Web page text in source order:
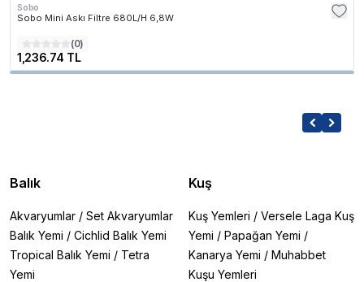
Sobo
Sobo Mini Askı Filtre 680L/H 6,8W
(0)
1,236.74 TL
Balık
Akvaryumlar / Set Akvaryumlar
Balık Yemi / Cichlid Balık Yemi
Tropical Balık Yemi / Tetra
Yemi
Kuş
Kuş Yemleri / Versele Laga Kuş
Yemi / Papağan Yemi /
Kanarya Yemi / Muhabbet
Kuşu Yemleri